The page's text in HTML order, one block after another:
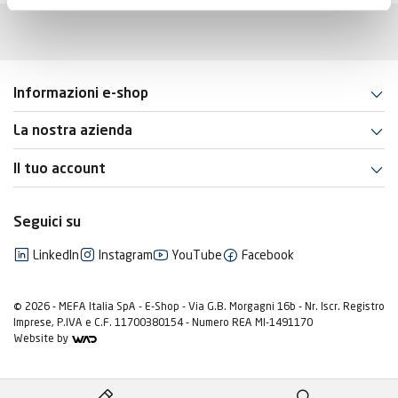
Informazioni e-shop
La nostra azienda
Il tuo account
Seguici su
LinkedIn Instagram YouTube Facebook
© 2026 - MEFA Italia SpA - E-Shop - Via G.B. Morgagni 16b - Nr. Iscr. Registro
Imprese, P.IVA e C.F. 11700380154 - Numero REA MI-1491170
Website by